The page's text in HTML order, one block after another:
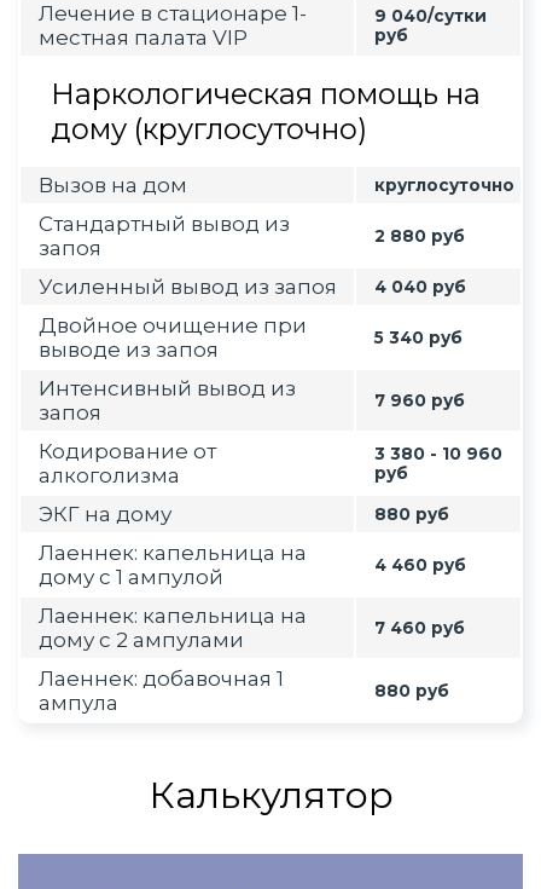
Лечение в стационаре 1-
местная палата VIP
9 040/сутки
руб
Наркологическая помощь на
дому (круглосуточно)
Вызов на дом круглосуточно
Стандартный вывод из
запоя
2 880 руб
Усиленный вывод из запоя 4 040 руб
Двойное очищение при
выводе из запоя
5 340 руб
Интенсивный вывод из
запоя
7 960 руб
Кодирование от
алкоголизма
3 380 - 10 960
руб
ЭКГ на дому 880 руб
Лаеннек: капельница на
дому с 1 ампулой
4 460 руб
Лаеннек: капельница на
дому с 2 ампулами
7 460 руб
Лаеннек: добавочная 1
ампула
880 руб
Калькулятор